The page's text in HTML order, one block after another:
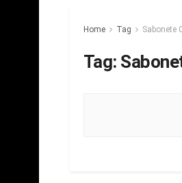
Home Tag Sabonete
Tag: